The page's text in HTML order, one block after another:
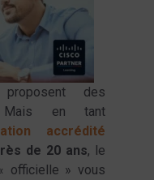
proposent des
Mais en tant
accrédité
de 20 ans, le
officielle » vous